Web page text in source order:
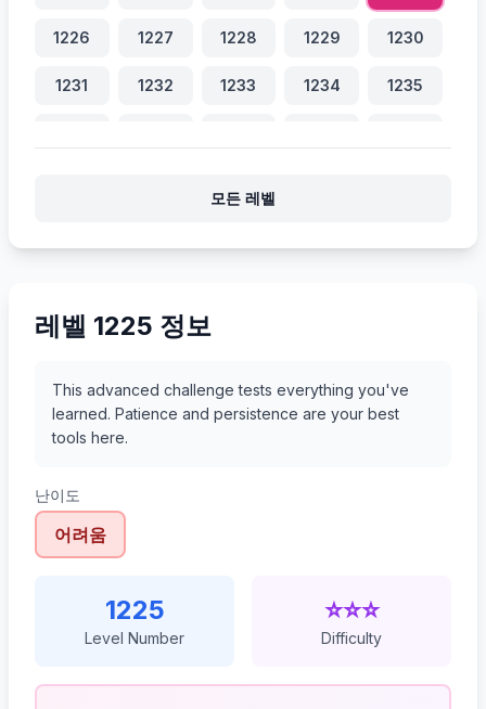
1226 1227 1228 1229 1230
1231 1232 1233 1234 1235
모든 레벨
레벨 1225 정보
This advanced challenge tests everything you've
learned. Patience and persistence are your best
tools here.
난이도
어려움
1225
Level Number
⭐⭐⭐
Difficulty